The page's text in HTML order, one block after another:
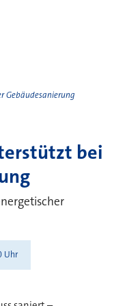
Gebäudesanierung
bei
Uhr